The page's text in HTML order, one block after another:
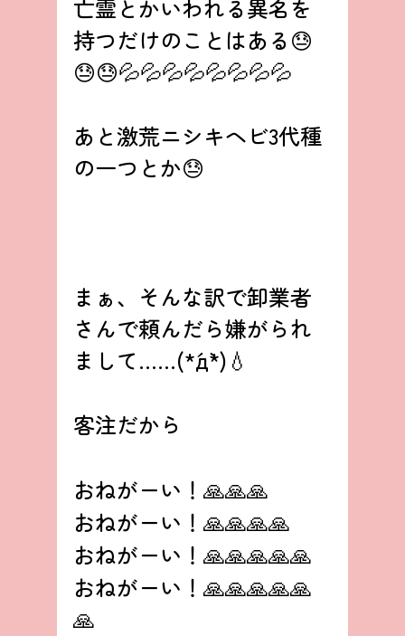
亡霊とかいわれる異名を
持つだけのことはある😓
😓😓💦💦💦💦💦💦💦💦
あと激荒ニシキヘビ3代種
の一つとか😓
まぁ、そんな訳で卸業者
さんで頼んだら嫌がられ
まして……(*´д`*)💧
客注だから
おねがーい！🙏🙏🙏
おねがーい！🙏🙏🙏🙏
おねがーい！🙏🙏🙏🙏🙏
おねがーい！🙏🙏🙏🙏🙏
🙏